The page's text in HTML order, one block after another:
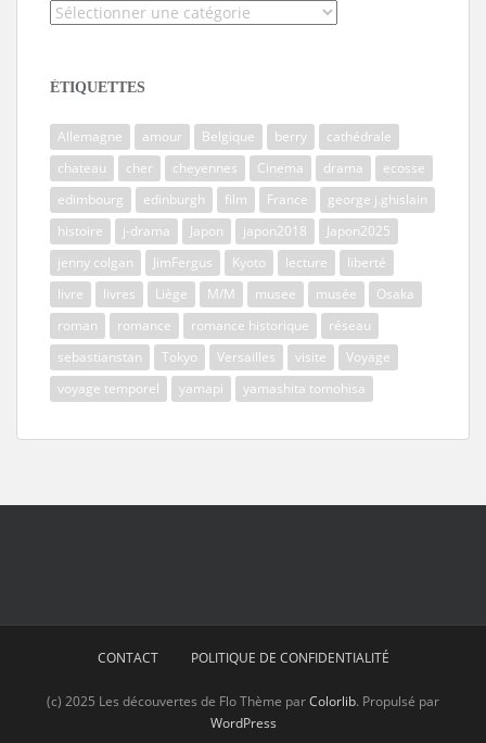
Catégories
ÉTIQUETTES
Allemagne amour Belgique berry
cathédrale
chateau
cher cheyennes Cinema drama
ecosse
edimbourg
edinburgh film France
george j.ghislain
histoire
j-drama Japon japon2018
Japon2025
jenny colgan
JimFergus Kyoto lecture
liberté
livre
livres Liège M/M musee musée
Osaka
roman
romance romance historique
réseau
sebastianstan
Tokyo Versailles visite
Voyage
voyage temporel
yamapi yamashita tomohisa
CONTACT POLITIQUE DE CONFIDENTIALITÉ
(c) 2025 Les découvertes de Flo Thème parColorlib. Propulsé par
WordPress